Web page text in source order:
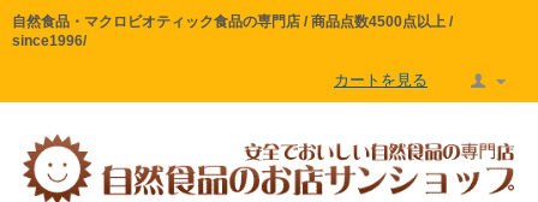
自然食品・マクロビオティック食品の専門店 / 商品点数4500点以上 /
since1996/
カートを見る